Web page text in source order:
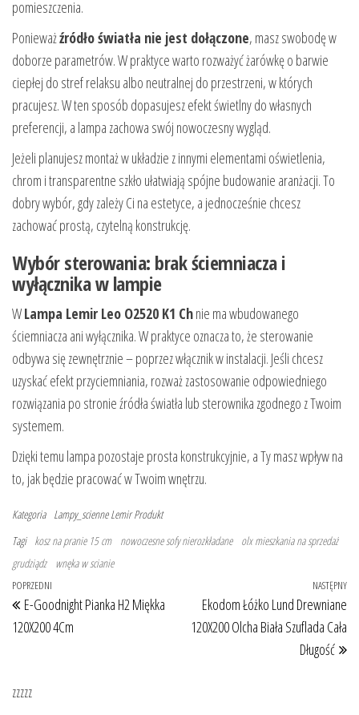
pomieszczenia.
Ponieważźródło światła nie jest dołączone, masz swobodę w
doborze parametrów. W praktyce warto rozważyć żarówkę o barwie
ciepłej do stref relaksu albo neutralnej do przestrzeni, w których
pracujesz. W ten sposób dopasujesz efekt świetlny do własnych
preferencji, a lampa zachowa swój nowoczesny wygląd.
Jeżeli planujesz montaż w układzie z innymi elementami oświetlenia,
chrom i transparentne szkło ułatwiają spójne budowanie aranżacji. To
dobry wybór, gdy zależy Ci na estetyce, a jednocześnie chcesz
zachować prostą, czytelną konstrukcję.
Wybór sterowania: brak ściemniacza i
wyłącznika w lampie
WLampa Lemir Leo O2520 K1 Chnie ma wbudowanego
ściemniacza ani wyłącznika. W praktyce oznacza to, że sterowanie
odbywa się zewnętrznie – poprzez włącznik w instalacji. Jeśli chcesz
uzyskać efekt przyciemniania, rozważ zastosowanie odpowiedniego
rozwiązania po stronie źródła światła lub sterownika zgodnego z Twoim
systemem.
Dzięki temu lampa pozostaje prosta konstrukcyjnie, a Ty masz wpływ na
to, jak będzie pracować w Twoim wnętrzu.
Kategoria Lampy_scienne Lemir Produkt
Tagi kosz na pranie 15 cm nowoczesne sofy nierozkładane
olx mieszkania na sprzedaż
grudziądz
wnęka w scianie
Nawigacja wpisu
Poprzedni wpis
POPRZEDNI
E-Goodnight Pianka H2 Miękka
120X200 4Cm
NASTĘPNY
Ekodom Łóżko Lund Drewniane
120X200 Olcha Biała Szuflada Cała
Długość
zzzzz